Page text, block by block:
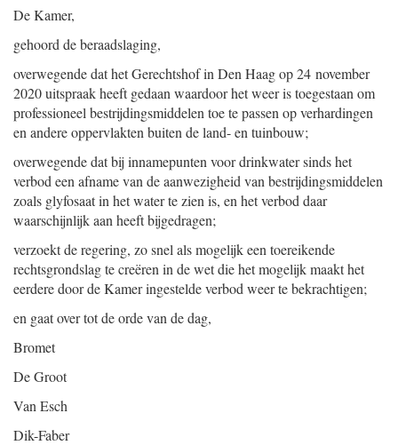
De Kamer,
gehoord de beraadslaging,
overwegende dat het Gerechtshof in Den Haag op 24 november
2020 uitspraak heeft gedaan waardoor het weer is toegestaan om
professioneel bestrijdingsmiddelen toe te passen op verhardingen
en andere oppervlakten buiten de land- en tuinbouw;
overwegende dat bij innamepunten voor drinkwater sinds het
verbod een afname van de aanwezigheid van bestrijdingsmiddelen
zoals glyfosaat in het water te zien is, en het verbod daar
waarschijnlijk aan heeft bijgedragen;
verzoekt de regering, zo snel als mogelijk een toereikende
rechtsgrondslag te creëren in de wet die het mogelijk maakt het
eerdere door de Kamer ingestelde verbod weer te bekrachtigen;
en gaat over tot de orde van de dag,
Bromet
De Groot
Van Esch
Dik-Faber